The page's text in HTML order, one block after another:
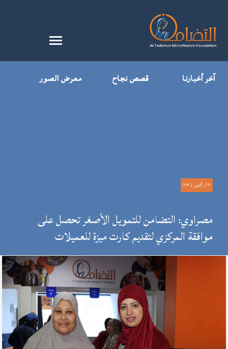
آخر أخبارنا قصص نجاح معرض الصور
١١ / أكتوبر / ٢٠٢١
مصراوي: التضامن للتمويل الأصغر تحصل على
موافقة المركزي لتقديم كارت ميزة للعميلات